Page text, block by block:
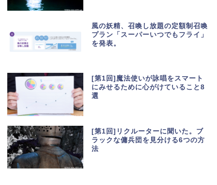
風の妖精、召喚し放題の定額制召喚
プラン「スーパーいつでもフライ」
を発表。
[第1回]魔法使いが詠唱をスマート
にみせるために心がけていること8
選
[第1回]リクルーターに聞いた。ブ
ラックな傭兵団を見分ける6つの方
法